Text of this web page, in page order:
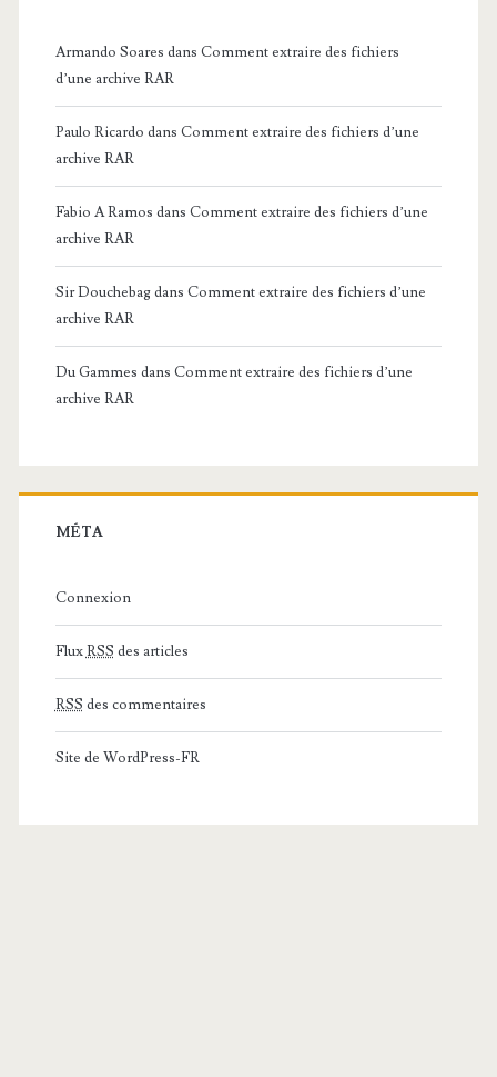
Armando Soares dans Comment extraire des fichiers
d’une archive RAR
Paulo Ricardo dans Comment extraire des fichiers d’une
archive RAR
Fabio A Ramos dans Comment extraire des fichiers d’une
archive RAR
Sir Douchebagdans Comment extraire des fichiers d’une
archive RAR
Du Gammes dans Comment extraire des fichiers d’une
archive RAR
MÉTA
Connexion
FluxRSS des articles
RSS des commentaires
Site de WordPress-FR